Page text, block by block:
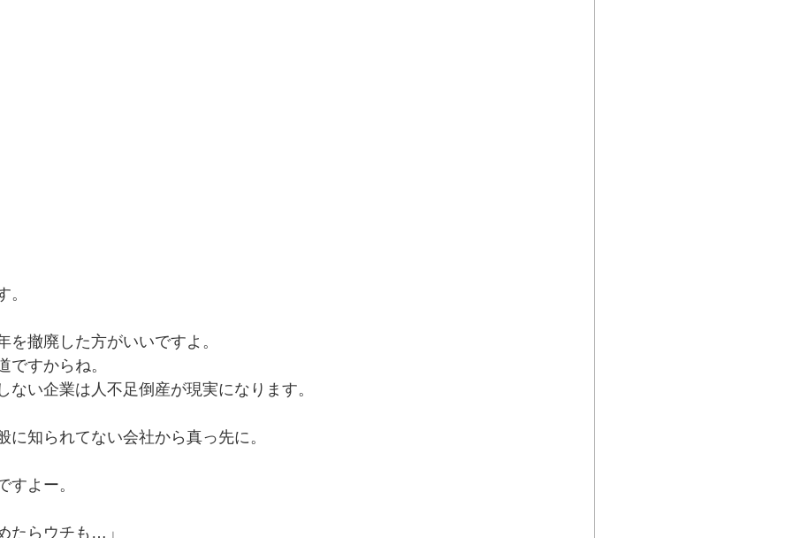
。
を撤廃した方がいいですよ。
ですからね。
ない企業は人不足倒産が現実になります。
に知られてない会社から真っ先に。
すよー。
たらウチも…」